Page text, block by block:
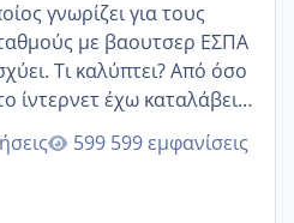
γνωρίζει για τους
με βαουτσερ ΕΣΠΑ
Τι καλύπτει? Από όσο
ίντερνετ έχω καταλάβει
καλύπτει όλα τα
τα τροφεια του ιδιωτικού
599 εμφανίσεις